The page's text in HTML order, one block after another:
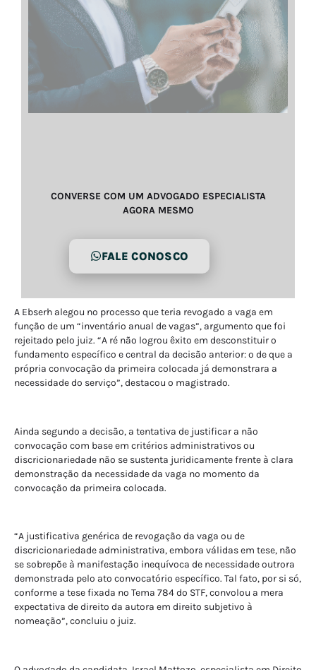
CONVERSE COM UM ADVOGADO ESPECIALISTA
AGORA MESMO
FALE CONOSCO
A Ebserh alegou no processo que teria revogado a vaga em
função de um “inventário anual de vagas”, argumento que foi
rejeitado pelo juiz. “A ré não logrou êxito em desconstituir o
fundamento específico e central da decisão anterior: o de que a
própria convocação da primeira colocada já demonstrara a
necessidade do serviço”, destacou o magistrado.
Ainda segundo a decisão, a tentativa de justificar a não
convocação com base em critérios administrativos ou
discricionariedade não se sustenta juridicamente frente à clara
demonstração da necessidade da vaga no momento da
convocação da primeira colocada.
“A justificativa genérica de revogação da vaga ou de
discricionariedade administrativa, embora válidas em tese, não
se sobrepõe à manifestação inequívoca de necessidade outrora
demonstrada pelo ato convocatório específico. Tal fato, por si só,
conforme a tese fixada no Tema 784 do STF, convolou a mera
expectativa de direito da autora em direito subjetivo à
nomeação”, concluiu o juiz.